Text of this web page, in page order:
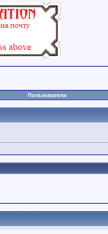
Пользователи